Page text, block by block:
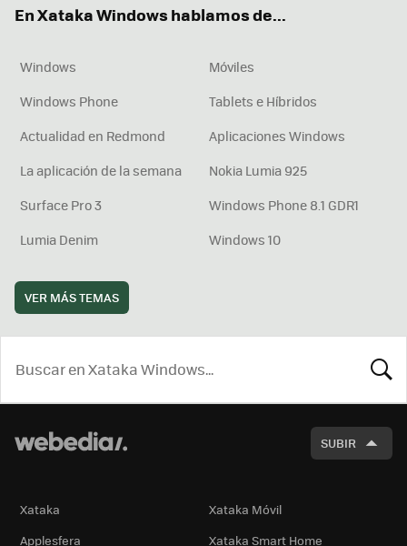
En Xataka Windows hablamos de...
Windows
Móviles
Windows Phone
Tablets e Híbridos
Actualidad en Redmond
Aplicaciones Windows
La aplicación de la semana
Nokia Lumia 925
Surface Pro 3
Windows Phone 8.1 GDR1
Lumia Denim
Windows 10
VER MÁS TEMAS
SUBIR
Xataka
Xataka Móvil
Applesfera
Xataka Smart Home